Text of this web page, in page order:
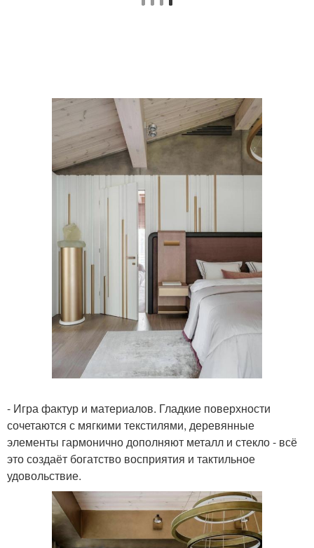
- Игра фактур и материалов. Гладкие поверхности
сочетаются с мягкими текстилями, деревянные
элементы гармонично дополняют металл и стекло - всё
это создаёт богатство восприятия и тактильное
удовольствие.